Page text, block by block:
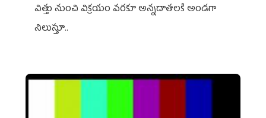
విత్తు నుంచి విక్రయం వరకూ అన్నదాతలకి అండగా
నిలుస్తూ..